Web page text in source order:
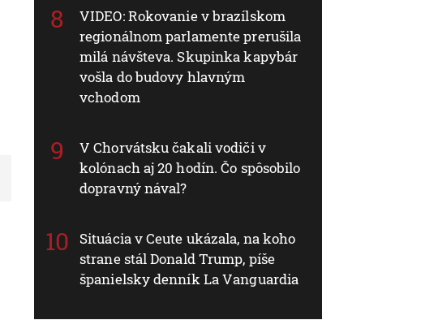
VIDEO: Rokovanie v brazílskom
regionálnom parlamente prerušila
milá návšteva. Skupinka kapybár
vošla do budovy hlavným
vchodom
V Chorvátsku čakali vodiči v
kolónach aj 20 hodín. Čo spôsobilo
dopravný nával?
Situácia v Ceute ukázala, na koho
strane stál Donald Trump, píše
španielsky denník La Vanguardia